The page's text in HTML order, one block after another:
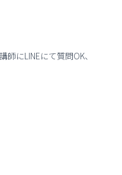
にLINEにて質問OK、